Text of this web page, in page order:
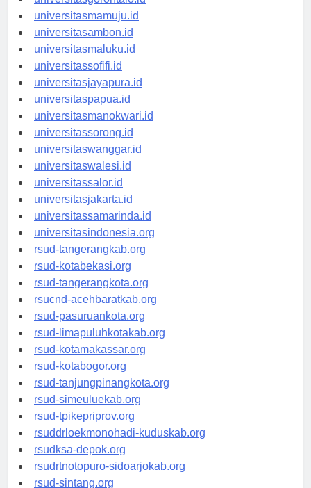
universitasgorontalo.id
universitasmamuju.id
universitasambon.id
universitasmaluku.id
universitassofifi.id
universitasjayapura.id
universitaspapua.id
universitasmanokwari.id
universitassorong.id
universitaswanggar.id
universitaswalesi.id
universitassalor.id
universitasjakarta.id
universitassamarinda.id
universitasindonesia.org
rsud-tangerangkab.org
rsud-kotabekasi.org
rsud-tangerangkota.org
rsucnd-acehbaratkab.org
rsud-pasuruankota.org
rsud-limapuluhkotakab.org
rsud-kotamakassar.org
rsud-kotabogor.org
rsud-tanjungpinangkota.org
rsud-simeuluekab.org
rsud-tpikepriprov.org
rsuddrloekmonohadi-kuduskab.org
rsudksa-depok.org
rsudrtnotopuro-sidoarjokab.org